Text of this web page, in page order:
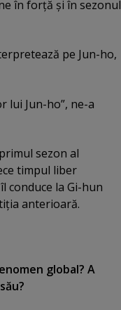
în forţă şi în sezonul
pe Jun-ho,
lui Jun-ho”, ne-a
sezon al
timpul liber
conduce la Gi-hun
anterioară.
global? A